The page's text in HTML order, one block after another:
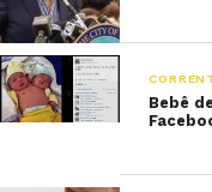
Bebê